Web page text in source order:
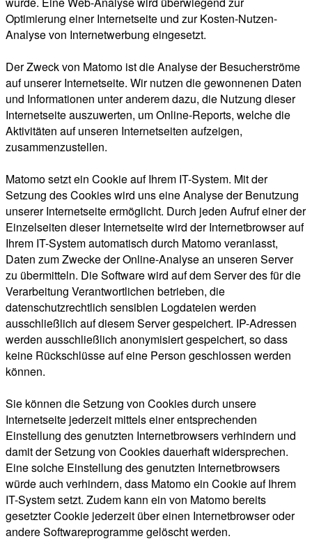
Optimierung einer Internetseite und zur Kosten-Nutzen-
Analyse von Internetwerbung eingesetzt.
Der Zweck von Matomo ist die Analyse der Besucherströme
auf unserer Internetseite. Wir nutzen die gewonnenen Daten
und Informationen unter anderem dazu, die Nutzung dieser
Internetseite auszuwerten, um Online-Reports, welche die
Aktivitäten auf unseren Internetseiten aufzeigen,
zusammenzustellen.
Matomo setzt ein Cookie auf Ihrem IT-System. Mit der
Setzung des Cookies wird uns eine Analyse der Benutzung
unserer Internetseite ermöglicht. Durch jeden Aufruf einer der
Einzelseiten dieser Internetseite wird der Internetbrowser auf
Ihrem IT-System automatisch durch Matomo veranlasst,
Daten zum Zwecke der Online-Analyse an unseren Server
zu übermitteln. Die Software wird auf dem Server des für die
Verarbeitung Verantwortlichen betrieben, die
datenschutzrechtlich sensiblen Logdateien werden
ausschließlich auf diesem Server gespeichert. IP-Adressen
werden ausschließlich anonymisiert gespeichert, so dass
keine Rückschlüsse auf eine Person geschlossen werden
können.
Sie können die Setzung von Cookies durch unsere
Internetseite jederzeit mittels einer entsprechenden
Einstellung des genutzten Internetbrowsers verhindern und
damit der Setzung von Cookies dauerhaft widersprechen.
Eine solche Einstellung des genutzten Internetbrowsers
würde auch verhindern, dass Matomo ein Cookie auf Ihrem
IT-System setzt. Zudem kann ein von Matomo bereits
gesetzter Cookie jederzeit über einen Internetbrowser oder
andere Softwareprogramme gelöscht werden.